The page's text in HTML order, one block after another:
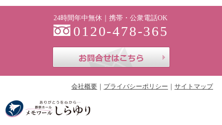
24時間年中無休｜携帯・公衆電話OK
0120-478-365
会社概要 プライバシーポリシー サイトマップ